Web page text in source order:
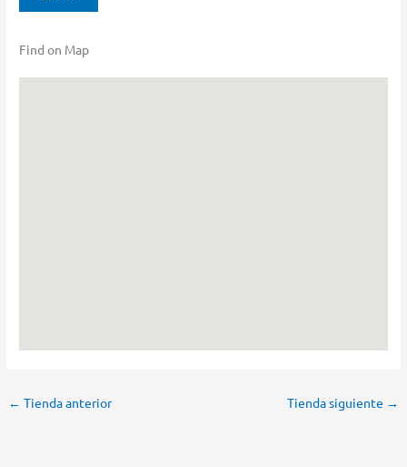
Find on Map
← Tienda anterior Tienda siguiente →